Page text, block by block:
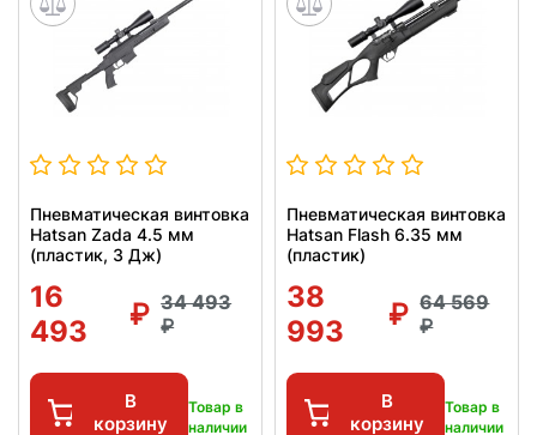
Пневматическая винтовка
Hatsan Zada 4.5 мм
(пластик, 3 Дж)
16
493
34 493
В
корзину
Товар в
наличии
Пневматическая винтовка
Hatsan Flash 6.35 мм
(пластик)
38
993
64 569
В
корзину
Товар в
наличии